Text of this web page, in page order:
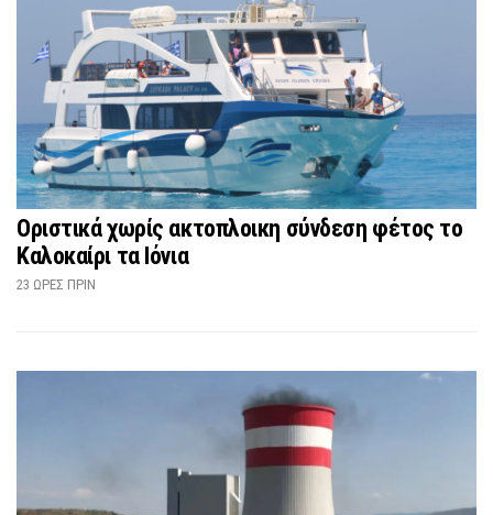
Οριστικά χωρίς ακτοπλοικη σύνδεση φέτος το
Καλοκαίρι τα Ιόνια
23 ΏΡΕΣ ΠΡΙΝ